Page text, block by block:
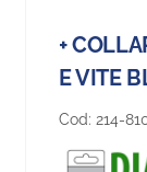
+
E VITE
Cod: 214-